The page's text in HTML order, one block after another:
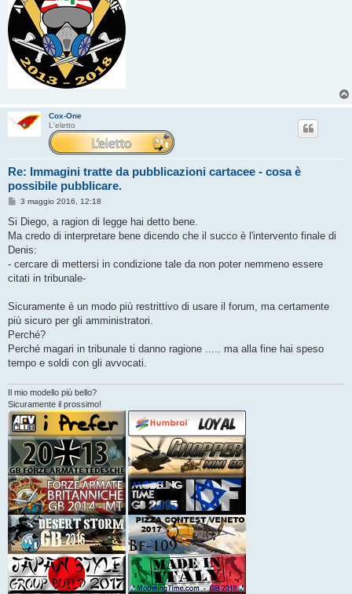
Cox-One
L'eletto
Re: Immagini tratte da pubblicazioni cartacee - cosa è
possibile pubblicare.
M
a
g
i
o
3 maggio 2016, 12:18
Si Diego, a ragion di legge hai detto bene.
Ma credo di interpretare bene dicendo che il succo è l'intervento finale di
Denis:
- cercare di mettersi in condizione tale da non poter nemmeno essere
citati in tribunale-
Sicuramente è un modo più restrittivo di usare il forum, ma certamente
più sicuro per gli amministratori.
Perché?
Perché magari in tribunale ti danno ragione ..... ma alla fine hai speso
tempo e soldi con gli avvocati.
Il mio modello più bello?
Sicuramente il prossimo!